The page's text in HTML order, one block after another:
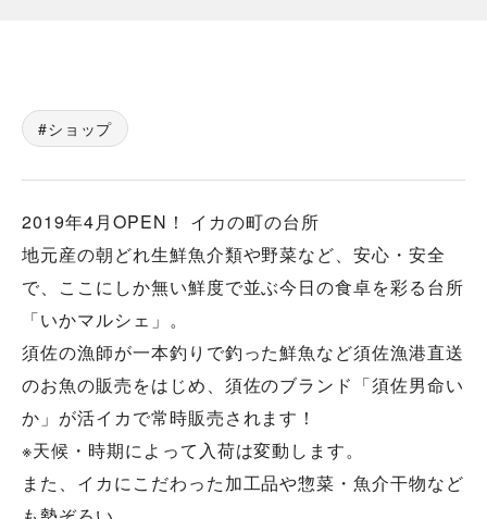
ショップ
2019年4月OPEN！ イカの町の台所
地元産の朝どれ生鮮魚介類や野菜など、安心・安全
で、ここにしか無い鮮度で並ぶ今日の食卓を彩る台所
「いかマルシェ」。
須佐の漁師が一本釣りで釣った鮮魚など須佐漁港直送
のお魚の販売をはじめ、須佐のブランド「須佐男命い
か」が活イカで常時販売されます！
※天候・時期によって入荷は変動します。
また、イカにこだわった加工品や惣菜・魚介干物など